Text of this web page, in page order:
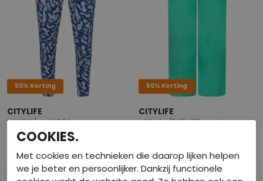
50% Korting
CITYLIFE
Z90701/LW20578 KOBALT
Lange broeken
€ 10,00
€ 19,99
50% Korting
CITYLIFE
Z90464/505477A Jade
€ 11,50
€ 22,99
COOKIES.
Met cookies en technieken die daarop lijken helpen
we je beter en persoonlijker. Dankzij functionele